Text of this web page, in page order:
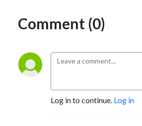
Comment (0)
Log in to continue. Log in